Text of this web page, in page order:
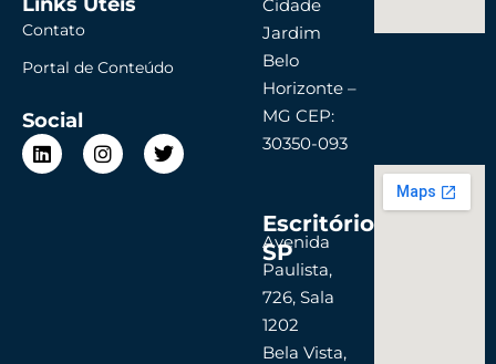
Links Úteis
Contato
Portal de Conteúdo
Social
L
i
I
n
T
w
Cidade
Jardim
Belo
Horizonte –
MG CEP:
30350-093
Escritório
SP
Avenida
Paulista,
726, Sala
1202
Bela Vista,